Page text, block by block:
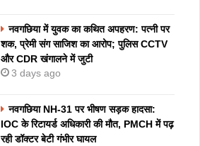
नवगछिया में युवक का कथित अपहरण: पत्नी पर
शक, प्रेमी संग साजिश का आरोप; पुलिस CCTV
और CDR खंगालने में जुटी
3 days ago
नवगछिया NH-31 पर भीषण सड़क हादसा:
IOC के रिटायर्ड अधिकारी की मौत, PMCH में पढ़
रही डॉक्टर बेटी गंभीर घायल